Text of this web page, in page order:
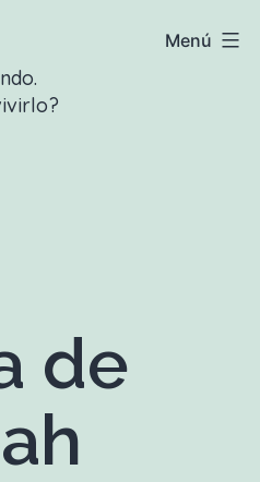
Menú
de